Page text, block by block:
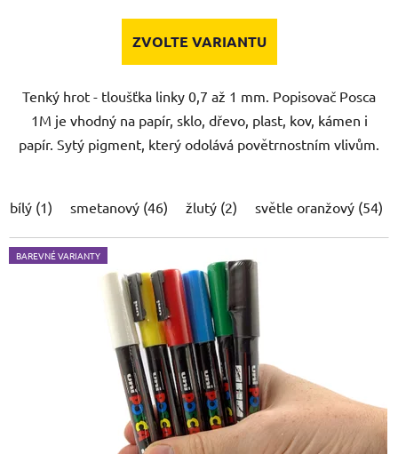
ZVOLTE VARIANTU
Tenký hrot - tloušťka linky 0,7 až 1 mm. Popisovač Posca
1M je vhodný na papír, sklo, dřevo, plast, kov, kámen i
papír. Sytý pigment, který odolává povětrnostním vlivům.
bílý (1) smetanový (46) žlutý (2) světle oranžový (54)
BAREVNÉ VARIANTY